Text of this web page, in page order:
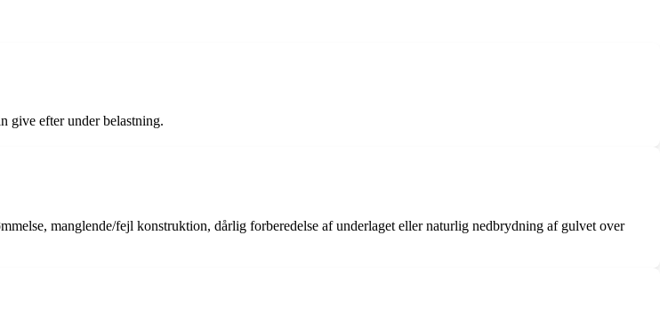
give efter under belastning.
manglende/fejl konstruktion, dårlig forberedelse af underlaget eller naturlig nedbrydning af gulvet over